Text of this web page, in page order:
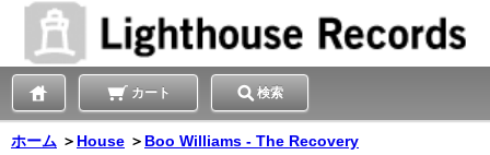
カート 検索
ホーム ＞ House ＞ Boo Williams - The Recovery